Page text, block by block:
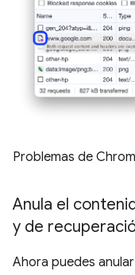
Problemas de
Anula el
y de
Ahora puedes